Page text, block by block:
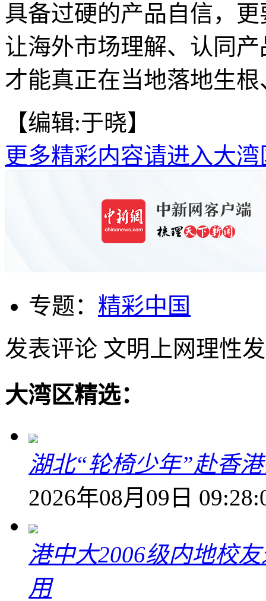
具备过硬的产品自信，
让海外市场理解、认同
才能真正在当地落地生
【编辑:于晓】
更多精彩内容请进入大湾
专题： 精彩中国
发表评论 文明上网理性
大湾区精选：
湖北“轮椅少年”赴香
2026年08月09日
港中大2006级内地校
用